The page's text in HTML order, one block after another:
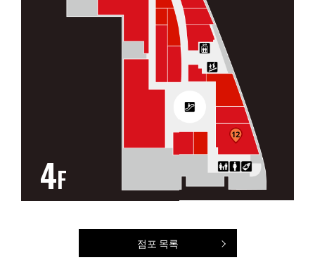
4F
점포 목록